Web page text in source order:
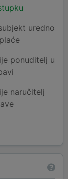
uredno
ponuditelj u
naručitelj